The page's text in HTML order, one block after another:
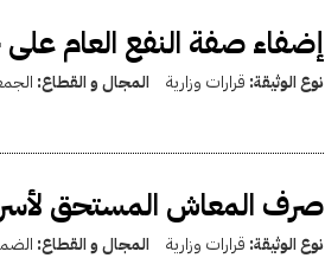
إضفاء صفة النفع العام على
نوع الوثيقة: قرارات وزارية المجال و القطاع:
صرف المعاش المستحق
نوع الوثيقة: قرارات وزارية المجال و القطاع: